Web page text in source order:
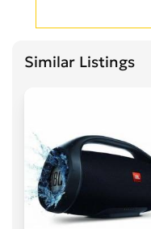
Similar Listings